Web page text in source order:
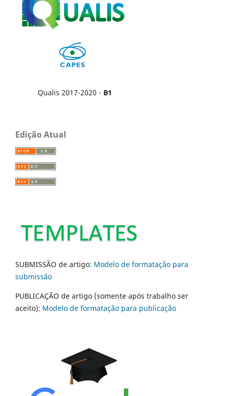
Qualis 2017-2020 - B1
Edição Atual
SUBMISSÃO de artigo: Modelo de formatação para
submissão
PUBLICAÇÃO de artigo (somente após trabalho ser
aceito): Modelo de formatação para publicação